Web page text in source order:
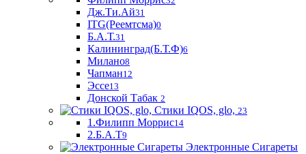
Дж.Ти.Ай31
ITG(Реемтсма)0
Б.А.Т.31
Калининград(Б.Т.Ф)6
Милано8
Чапман12
Эссе13
Донской Табак 2
Стики IQOS, glo, 23
1.Филипп Моррис14
2.Б.А.Т9
Электронные Сигареты